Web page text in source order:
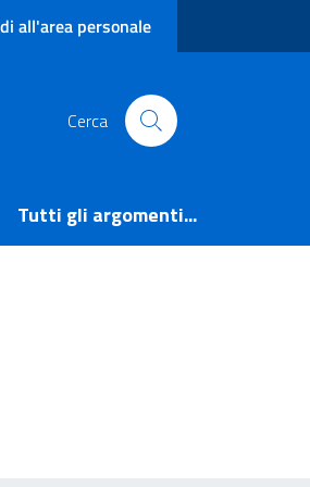
all'area personale
Cerca
Tutti gli argomenti...